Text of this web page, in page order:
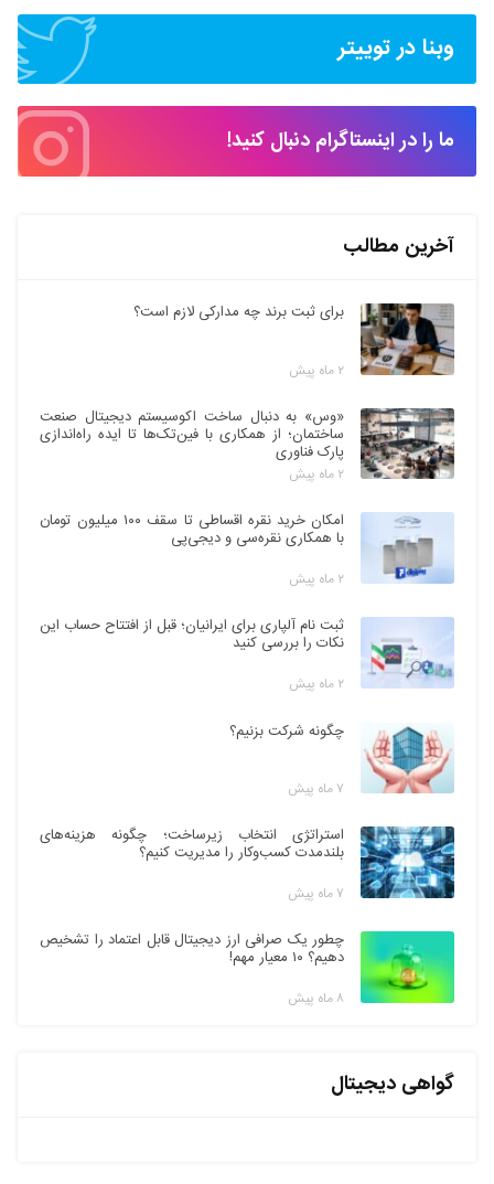
وبنا در توییتر
ما را در اینستاگرام دنبال کنید!
آخرین مطالب
برای ثبت برند چه مدارکی لازم است؟
۲ ماه پیش
«وس» به دنبال ساخت اکوسیستم دیجیتال صنعت
ساختمان؛ از همکاری با فین‌تک‌ها تا ایده راه‌اندازی
پارک فناوری
۲ ماه پیش
امکان خرید نقره اقساطی تا سقف ۱۰۰ میلیون تومان
با همکاری نقره‌سی و دیجی‌پی
۲ ماه پیش
ثبت نام آلپاری برای ایرانیان؛ قبل از افتتاح حساب این
نکات را بررسی کنید
۲ ماه پیش
چگونه شرکت بزنیم؟
۷ ماه پیش
استراتژی انتخاب زیرساخت؛ چگونه هزینه‌های
بلندمدت کسب‌وکار را مدیریت کنیم؟
۷ ماه پیش
چطور یک صرافی ارز دیجیتال قابل اعتماد را تشخیص
دهیم؟ ۱۰ معیار مهم!
۸ ماه پیش
گواهی دیجیتال